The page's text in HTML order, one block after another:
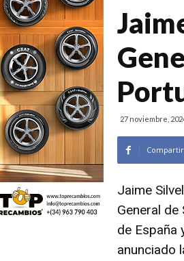
27 noviembre,
Jaime
General de
de España
anunciado